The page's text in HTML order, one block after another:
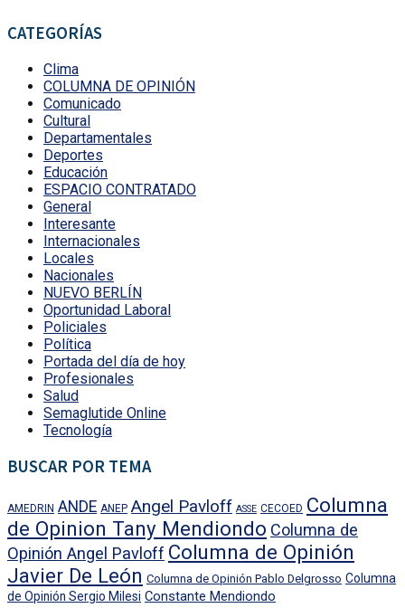
CATEGORÍAS
Clima
COLUMNA DE OPINIÓN
Comunicado
Cultural
Departamentales
Deportes
Educación
ESPACIO CONTRATADO
General
Interesante
Internacionales
Locales
Nacionales
NUEVO BERLÍN
Oportunidad Laboral
Policiales
Política
Portada del día de hoy
Profesionales
Salud
Semaglutide Online
Tecnología
BUSCAR POR TEMA
AMEDRIN ANDE ANEP Angel Pavloff ASSE CECOED Columna
de Opinion Tany Mendiondo Columna de
Opinión Angel Pavloff Columna de Opinión
Javier De León Columna de Opinión Pablo Delgrosso Columna
de Opinión Sergio Milesi Constante Mendiondo